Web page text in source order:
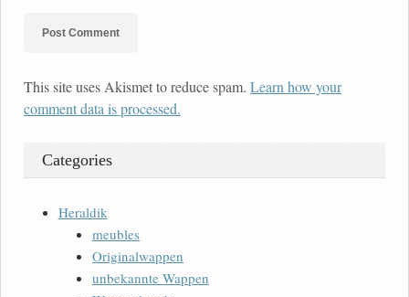
This site uses Akismet to reduce spam. Learn how your
comment data is processed.
Categories
Heraldik
meubles
Originalwappen
unbekannte Wappen